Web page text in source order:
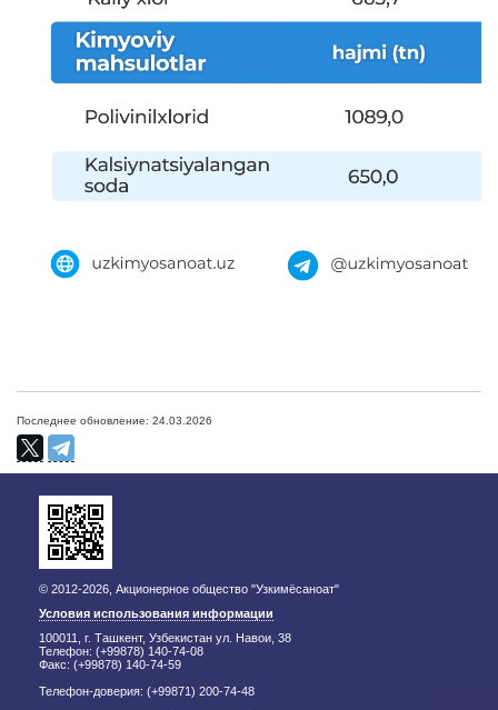
Последнее обновление: 24.03.2026
© 2012-2026, Акционерное общество "Узкимёсаноат"
Условия использования информации
100011, г. Ташкент, Узбекистан ул. Навои, 38
Телефон: (+99878) 140-74-08
Факс: (+99878) 140-74-59
Телефон-доверия: (+99871) 200-74-48